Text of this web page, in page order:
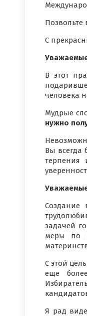
С
В этот
человека
Мудрые
нужно
Вы всегда
терпения
Создание
задачей
меры по
С этой
еще
Я рад